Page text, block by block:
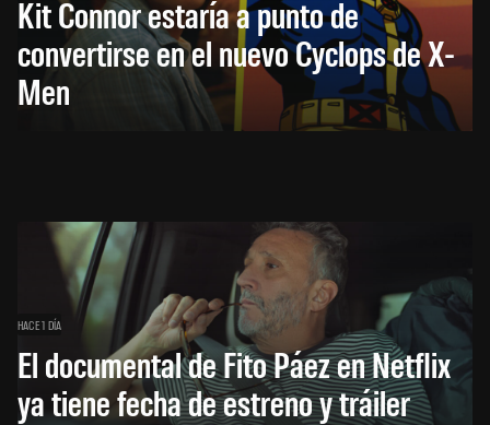
Kit Connor estaría a punto de
convertirse en el nuevo Cyclops de X-
Men
HACE 1 DÍA
El documental de Fito Páez en Netflix
ya tiene fecha de estreno y tráiler